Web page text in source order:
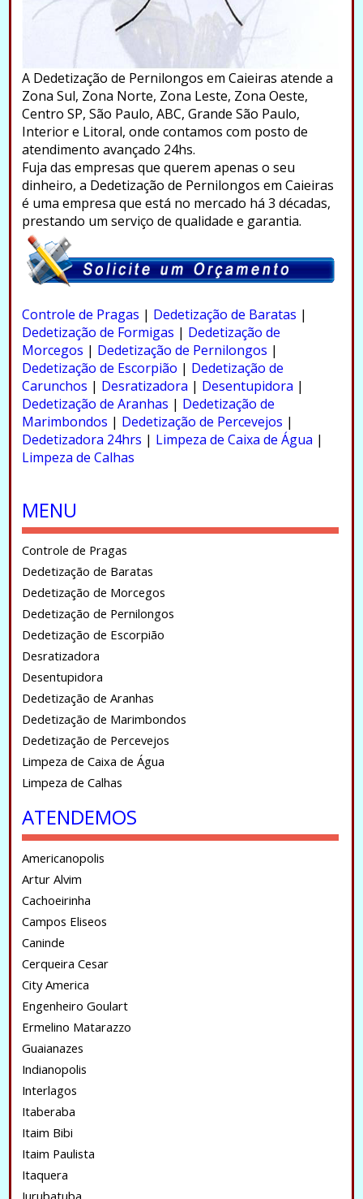
A Dedetização de Pernilongos em Caieiras atende a
Zona Sul, Zona Norte, Zona Leste, Zona Oeste,
Centro SP, São Paulo, ABC, Grande São Paulo,
Interior e Litoral, onde contamos com posto de
atendimento avançado 24hs.
Fuja das empresas que querem apenas o seu
dinheiro, a Dedetização de Pernilongos em Caieiras
é uma empresa que está no mercado há 3 décadas,
prestando um serviço de qualidade e garantia.
Controle de Pragas | Dedetização de Baratas |
Dedetização de Formigas | Dedetização de
Morcegos | Dedetização de Pernilongos |
Dedetização de Escorpião | Dedetização de
Carunchos | Desratizadora | Desentupidora |
Dedetização de Aranhas | Dedetização de
Marimbondos | Dedetização de Percevejos |
Dedetizadora 24hrs | Limpeza de Caixa de Água |
Limpeza de Calhas
MENU
Controle de Pragas
Dedetização de Baratas
Dedetização de Morcegos
Dedetização de Pernilongos
Dedetização de Escorpião
Desratizadora
Desentupidora
Dedetização de Aranhas
Dedetização de Marimbondos
Dedetização de Percevejos
Limpeza de Caixa de Água
Limpeza de Calhas
ATENDEMOS
Americanopolis
Artur Alvim
Cachoeirinha
Campos Eliseos
Caninde
Cerqueira Cesar
City America
Engenheiro Goulart
Ermelino Matarazzo
Guaianazes
Indianopolis
Interlagos
Itaberaba
Itaim Bibi
Itaim Paulista
Itaquera
Jurubatuba